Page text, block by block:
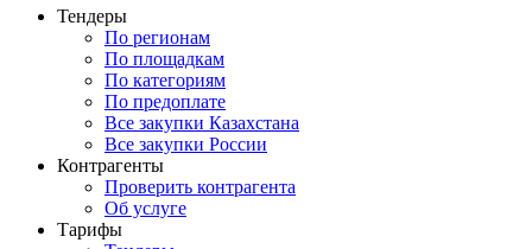
Тендеры
По регионам
По площадкам
По категориям
По предоплате
Все закупки Казахстана
Все закупки России
Контрагенты
Проверить контрагента
Об услуге
Тарифы